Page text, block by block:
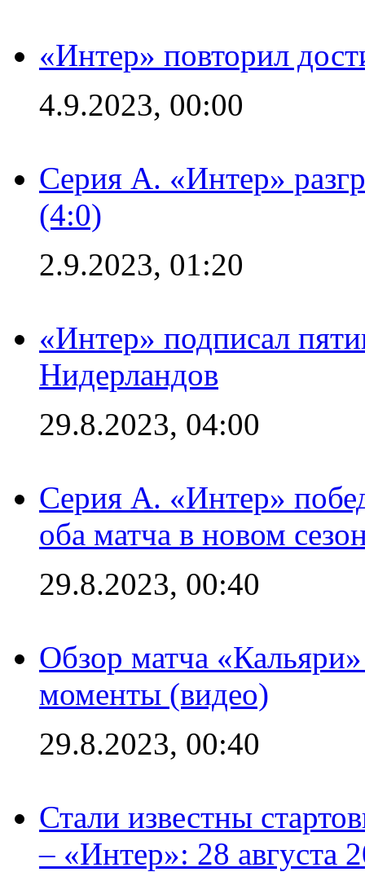
«Интер» повторил
4.9.2023, 00:00
Серия А. «Интер»
(4:0)
2.9.2023, 01:20
«Интер» подписал
Нидерландов
29.8.2023, 04:00
Серия А. «Интер»
оба матча в новом
29.8.2023, 00:40
Обзор матча
моменты (видео)
29.8.2023, 00:40
Стали известны
– «Интер»: 28 августа